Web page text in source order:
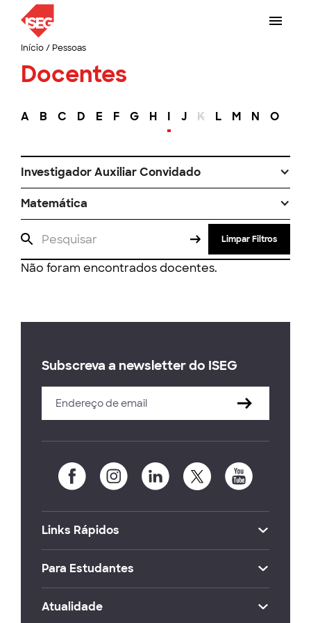
Início/ Pessoas
Docentes
A B C D E F G H I J K L M N O
Investigador Auxiliar Convidado
Matemática
Limpar Filtros
Não foram encontrados docentes.
Subscreva a newsletter do ISEG
Links Rápidos
Para Estudantes
Atualidade